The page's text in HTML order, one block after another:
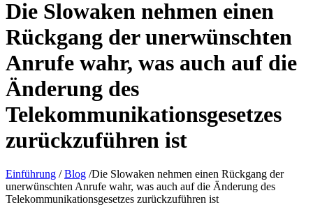
Die Slowaken nehmen einen
Rückgang der unerwünschten
Anrufe wahr, was auch auf die
Änderung des
Telekommunikationsgesetzes
zurückzuführen ist
Einführung /Blog /Die Slowaken nehmen einen Rückgang der
unerwünschten Anrufe wahr, was auch auf die Änderung des
Telekommunikationsgesetzes zurückzuführen ist